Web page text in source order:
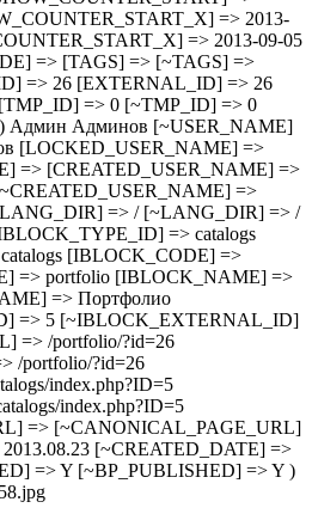
=> 2013-
=> 2013-09-05
=> [TAGS] => [~TAGS] =>
=> 26 [EXTERNAL_ID] => 26
=> 0 [~TMP_ID] => 0
Админ Админов [~USER_NAME]
[LOCKED_USER_NAME] =>
=> [CREATED_USER_NAME] =>
=>
=> / [~LANG_DIR] => /
=> catalogs
[IBLOCK_CODE] =>
=> portfolio [IBLOCK_NAME] =>
=> Портфолио
=> 5 [~IBLOCK_EXTERNAL_ID]
=> /portfolio/?id=26
/portfolio/?id=26
index.php?ID=5
index.php?ID=5
=> [~CANONICAL_PAGE_URL]
[~CREATED_DATE] =>
=> Y [~BP_PUBLISHED] => Y )